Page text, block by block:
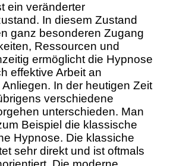
ein veränderter
In diesem Zustand
ganz besonderen Zugang
Ressourcen und
ermöglicht die Hypnose
effektive Arbeit an
In der heutigen Zeit
verschiedene
unterschieden. Man
Beispiel die klassische
Hypnose. Die klassiche
sehr direkt und ist oftmals